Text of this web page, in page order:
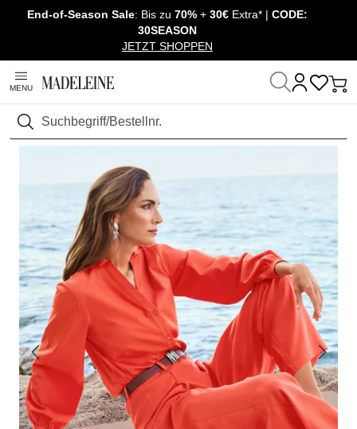
Navigation überspringen, direkt zum Inhalt
End-of-Season Sale: Bis zu 70% + 30€ Extra* | CODE:
30SEASON
JETZT SHOPPEN
MENU
Suchen
Startseite Mode Blusen & Hemden